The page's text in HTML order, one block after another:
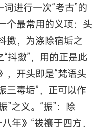
进行一次“考古”的
个最常用的义项：头
擞，为涤除宿垢之
抖擞”，用的正是此
，开头即是“梵语头
三毒垢”，正可以作
”之义。“振”：除
年》“祓禳于四方，